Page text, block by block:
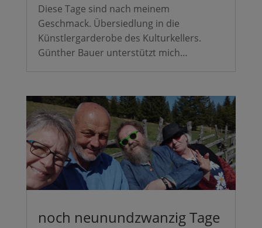
Diese Tage sind nach meinem
Geschmack. Übersiedlung in die
Künstlergarderobe des Kulturkellers.
Günther Bauer unterstützt mich…
noch neunundzwanzig Tage